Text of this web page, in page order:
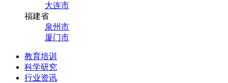
大连市
福建省
泉州市
厦门市
教育培训
科学研究
行业资讯